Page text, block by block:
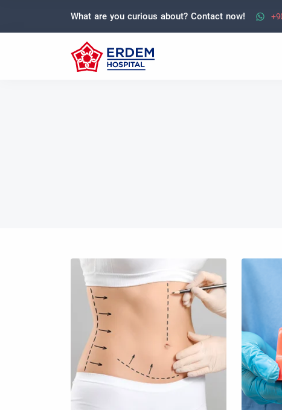
What are you curious about? Contact now!